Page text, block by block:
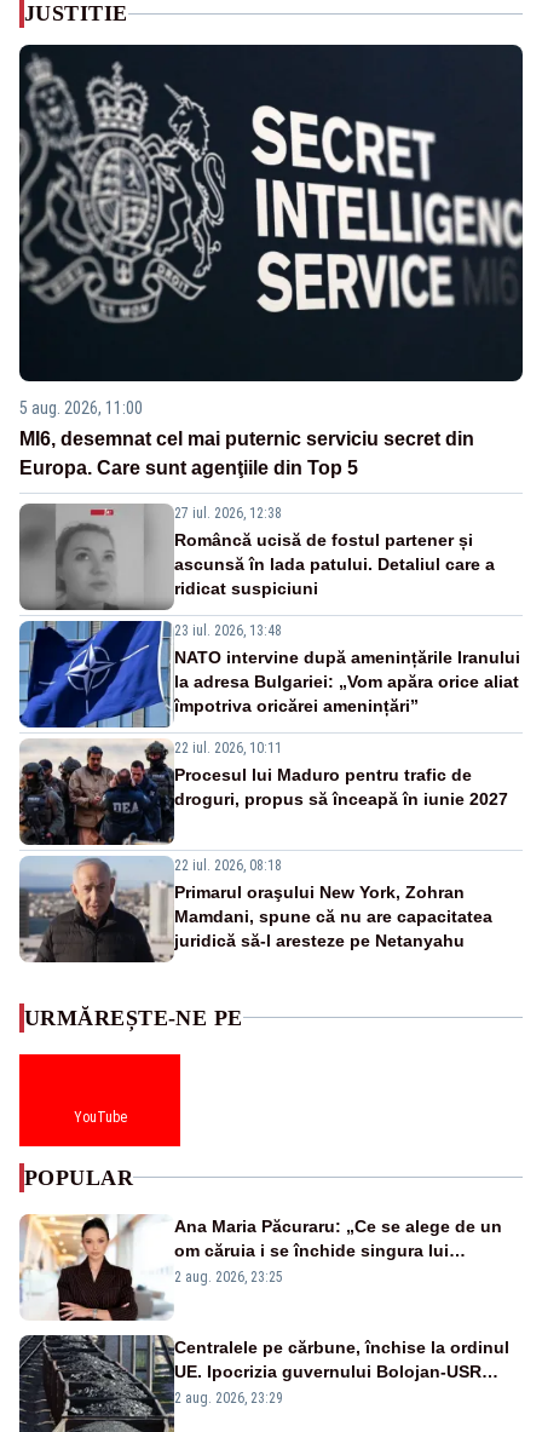
JUSTITIE
5 aug. 2026, 11:00
MI6, desemnat cel mai puternic serviciu secret din
Europa. Care sunt agenţiile din Top 5
27 iul. 2026, 12:38
Româncă ucisă de fostul partener și
ascunsă în lada patului. Detaliul care a
ridicat suspiciuni
23 iul. 2026, 13:48
NATO intervine după amenințările Iranului
la adresa Bulgariei: „Vom apăra orice aliat
împotriva oricărei amenințări”
22 iul. 2026, 10:11
Procesul lui Maduro pentru trafic de
droguri, propus să înceapă în iunie 2027
22 iul. 2026, 08:18
Primarul oraşului New York, Zohran
Mamdani, spune că nu are capacitatea
juridică să-l aresteze pe Netanyahu
URMĂREȘTE-NE PE
YouTube
POPULAR
Ana Maria Păcuraru: „Ce se alege de un
om căruia i se închide singura lui
portiță?”
2 aug. 2026, 23:25
Centralele pe cărbune, închise la ordinul
UE. Ipocrizia guvernului Bolojan-USR
după starea de alertă
2 aug. 2026, 23:29